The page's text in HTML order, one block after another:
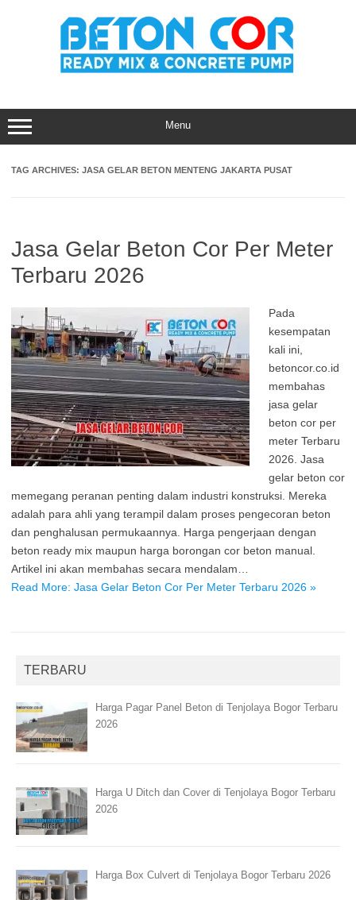
Menu
TAG ARCHIVES: JASA GELAR BETON MENTENG JAKARTA PUSAT
Jasa Gelar Beton Cor Per Meter
Terbaru 2026
Pada
kesempatan
kali ini,
betoncor.co.id
membahas
jasa gelar
beton cor per
meter Terbaru
2026. Jasa
gelar beton cor
memegang peranan penting dalam industri konstruksi. Mereka
adalah para ahli yang terampil dalam proses pengecoran beton
dan penghalusan permukaannya. Harga pengerjaan dengan
beton ready mix maupun harga borongan cor beton manual.
Artikel ini akan membahas secara mendalam…
Read More: Jasa Gelar Beton Cor Per Meter Terbaru 2026 »
TERBARU
Harga Pagar Panel Beton di Tenjolaya Bogor Terbaru
2026
Harga U Ditch dan Cover di Tenjolaya Bogor Terbaru
2026
Harga Box Culvert di Tenjolaya Bogor Terbaru 2026